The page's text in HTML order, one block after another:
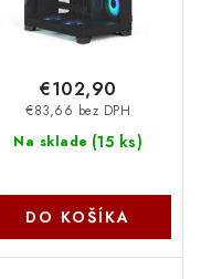
Na sklade (15 ks)
€83,66 bez DPH
€102,90
DO KOŠÍKA